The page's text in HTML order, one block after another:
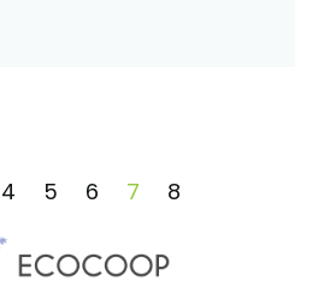
4 5 6 7 8